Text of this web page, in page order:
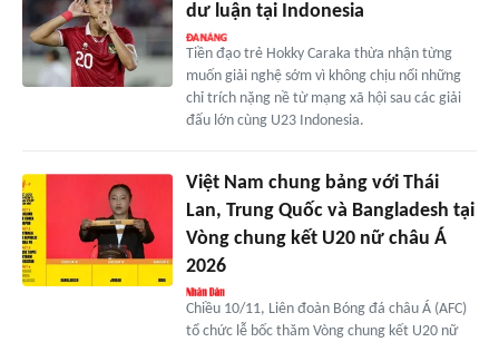
dư luận tại Indonesia
Tiền đạo trẻ Hokky Caraka thừa nhận từng
muốn giải nghệ sớm vì không chịu nổi những
chỉ trích nặng nề từ mạng xã hội sau các giải
đấu lớn cùng U23 Indonesia.
Việt Nam chung bảng với Thái
Lan, Trung Quốc và Bangladesh tại
Vòng chung kết U20 nữ châu Á
2026
Chiều 10/11, Liên đoàn Bóng đá châu Á (AFC)
tổ chức lễ bốc thăm Vòng chung kết U20 nữ